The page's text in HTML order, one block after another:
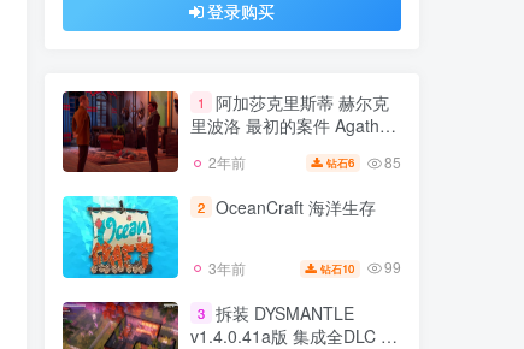
登录购买
1
阿加莎克里斯蒂 赫尔克
里波洛 最初的案件 Agatha
Christie Hercule Poirot The
First Cases
2年前 钻石6 85
2 OceanCraft 海洋生存
3年前 钻石10 99
3 拆装 DYSMANTLE
v1.4.0.41a版 集成全DLC 官